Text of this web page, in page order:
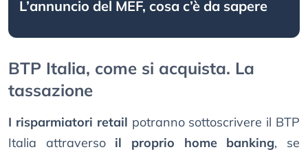
L’annuncio del MEF, cosa c’è da sapere
BTP Italia, come si acquista. La
tassazione
I risparmiatori retail potranno sottoscrivere il BTP
Italia attraverso il proprio home banking, se